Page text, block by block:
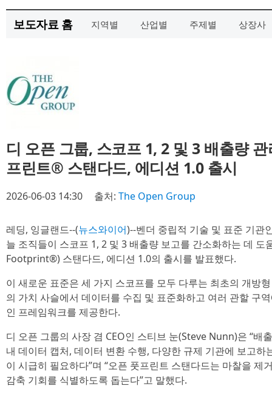
보도자료 홈 지역별 산업별 주제별 상장사
디 오픈 그룹, 스코프 1, 2 및 3 배출량
프린트® 스탠다드, 에디션 1.0 출시
2026-06-03 14:30 출처: The Open Group
레딩, 잉글랜드--(뉴스와이어)--벤더 중립적 기술 및 표준 기관
늘 조직들이 스코프 1, 2 및 3 배출량 보고를 간소화하는 데
Footprint®) 스탠다드, 에디션 1.0의 출시를 발표했다.
이 새로운 표준은 세 가지 스코프를 모두 다루는 최초의 개방
의 가치 사슬에서 데이터를 수집 및 표준화하고 여러 관할 구
인 프레임워크를 제공한다.
디 오픈 그룹의 사장 겸 CEO인 스티브 눈(Steve Nunn)은 “배
내 데이터 캡처, 데이터 변환 수행, 다양한 규제 기관에 보고
이 시급히 필요하다”며 “오픈 풋프린트 스탠다드는 마찰을 제
감축 기회를 식별하도록 돕는다”고 말했다.